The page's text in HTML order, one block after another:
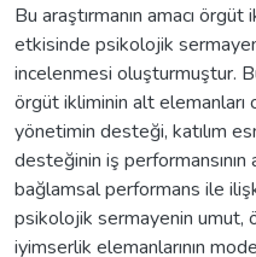
Bu araştırmanın amacı
etkisinde psikolojik
incelenmesi oluşturmuştur.
örgüt ikliminin alt
yönetimin desteği, katılım
desteğinin iş
bağlamsal performans ile
psikolojik sermayenin umut,
iyimserlik elemanlarının